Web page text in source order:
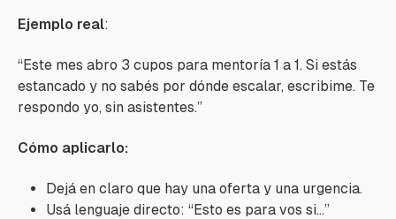
Ejemplo real:
“Este mes abro 3 cupos para mentoría 1 a 1. Si estás
estancado y no sabés por dónde escalar, escribime. Te
respondo yo, sin asistentes.”
Cómo aplicarlo:
Dejá en claro que hay una oferta y una urgencia.
Usá lenguaje directo: “Esto es para vos si…”